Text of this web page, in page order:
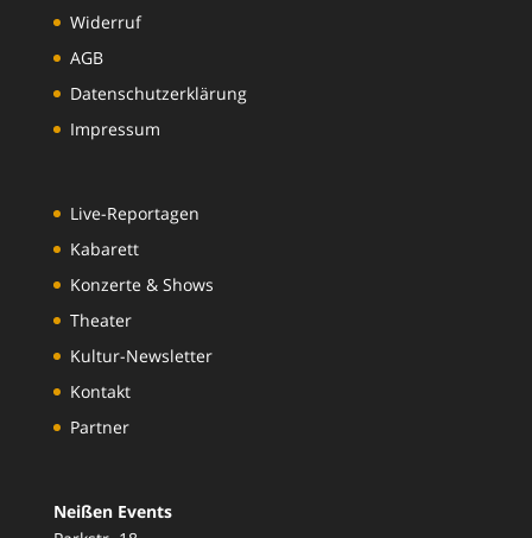
Widerruf
AGB
Datenschutzerklärung
Impressum
Live-Reportagen
Kabarett
Konzerte & Shows
Theater
Kultur-Newsletter
Kontakt
Partner
Neißen Events